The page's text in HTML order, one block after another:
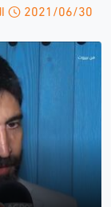
2021/06/30 الأربعاء 10:38 ص